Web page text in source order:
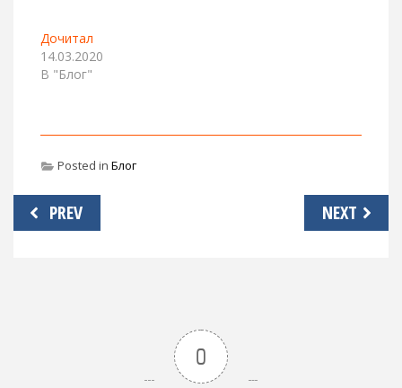
Дочитал
14.03.2020
В "Блог"
Posted in Блог
Навигация
по
PREV NEXT
0